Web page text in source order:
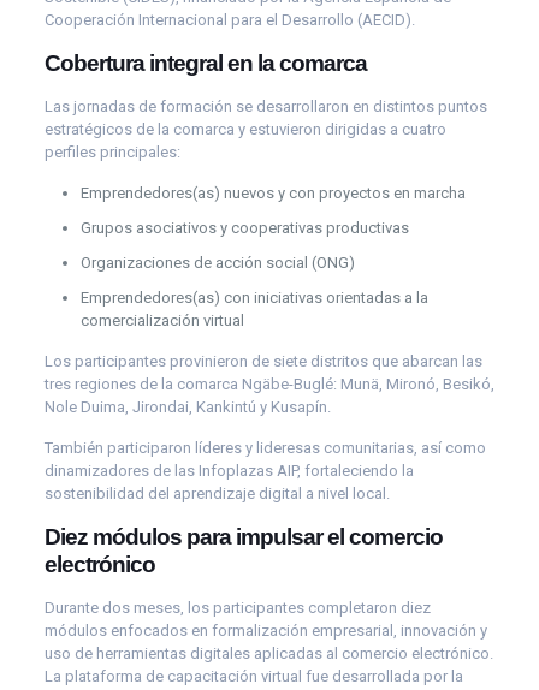
Cooperación Internacional para el Desarrollo (AECID).
Cobertura integral en la comarca
Las jornadas de formación se desarrollaron en distintos puntos
estratégicos de la comarca y estuvieron dirigidas a cuatro
perfiles principales:
Emprendedores(as) nuevos y con proyectos en marcha
Grupos asociativos y cooperativas productivas
Organizaciones de acción social (ONG)
Emprendedores(as) con iniciativas orientadas a la
comercialización virtual
Los participantes provinieron de siete distritos que abarcan las
tres regiones de la comarca Ngäbe-Buglé: Munä, Mironó, Besikó,
Nole Duima, Jirondai, Kankintú y Kusapín.
También participaron líderes y lideresas comunitarias, así como
dinamizadores de las Infoplazas AIP, fortaleciendo la
sostenibilidad del aprendizaje digital a nivel local.
Diez módulos para impulsar el comercio
electrónico
Durante dos meses, los participantes completaron diez
módulos enfocados en formalización empresarial, innovación y
uso de herramientas digitales aplicadas al comercio electrónico.
La plataforma de capacitación virtual fue desarrollada por la